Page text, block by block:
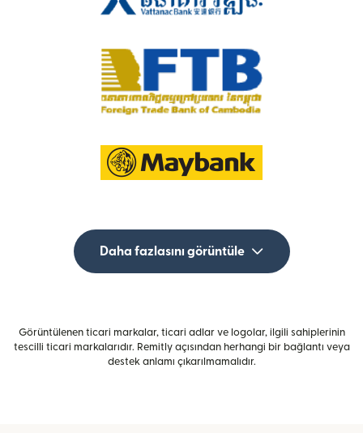
Daha fazlasını görüntüle
Görüntülenen ticari markalar, ticari adlar ve logolar, ilgili sahiplerinin
tescilli ticari markalarıdır. Remitly açısından herhangi bir bağlantı veya
destek anlamı çıkarılmamalıdır.